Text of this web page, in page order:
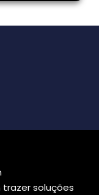
soluções